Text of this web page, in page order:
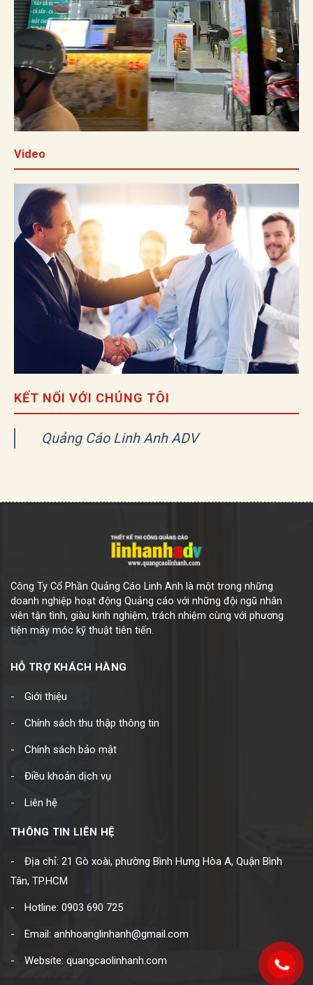
Video
KẾT NỐI VỚI CHÚNG TÔI
Quảng Cáo Linh Anh ADV
Công Ty Cổ Phần Quảng Cáo Linh Anh là một trong những
doanh nghiệp hoạt động Quảng cáo với những đội ngũ nhân
viên tận tình, giàu kinh nghiệm, trách nhiệm cùng với phương
tiện máy móc kỹ thuật tiên tiến.
HỖ TRỢ KHÁCH HÀNG
Giới thiệu
Chính sách thu thập thông tin
Chính sách bảo mật
Điều khoản dịch vụ
Liên hệ
THÔNG TIN LIÊN HỆ
Địa chỉ: 21 Gò xoài, phường Bình Hưng Hòa A, Quận Bình
Tân, TP.HCM
Hotline: 0903 690 725
Email: anhhoanglinhanh@gmail.com
Website: quangcaolinhanh.com